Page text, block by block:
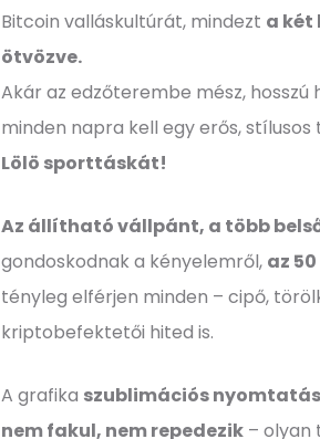
Bitcoin valláskultúrát, mindezt a két
ötvözve.
Akár az edzőterembe mész,
minden napra kell egy erős, stílusos
Lölö sporttáskát!
Az állítható vállpánt, a több
gondoskodnak a kényelemről, az
tényleg elférjen minden – cipő,
kriptobefektetői hited is.
A grafika szublimációs
nem fakul, nem repedezik – olyan